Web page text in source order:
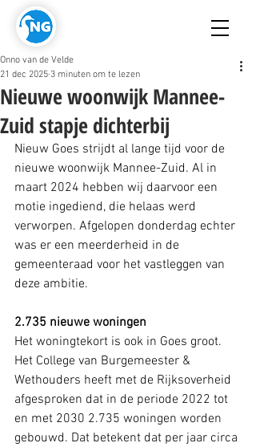
Nieuwe woonwijk Mannee-
Zuid stapje dichterbij
Onno van de Velde
21 dec 2025 3 minuten om te lezen
Nieuw Goes strijdt al lange tijd voor de
nieuwe woonwijk Mannee-Zuid. Al in
maart 2024 hebben wij daarvoor een
motie ingediend, die helaas werd
verworpen. Afgelopen donderdag echter
was er een meerderheid in de
gemeenteraad voor het vastleggen van
deze ambitie.
2.735 nieuwe woningen
Het woningtekort is ook in Goes groot.
Het College van Burgemeester &
Wethouders heeft met de Rijksoverheid
afgesproken dat in de periode 2022 tot
en met 2030 2.735 woningen worden
gebouwd. Dat betekent dat per jaar circa